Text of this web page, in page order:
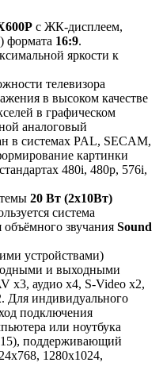
с ЖК-дисплеем,
формата 16:9.
яркости к
телевизора
в высоком качестве
в графическом
аналоговый
в системах PAL, SECAM,
картинки
480i, 480p, 576i,
20 Вт (2x10Вт)
система
звучания Sound
устройствами)
и выходными
x3, аудио x4, S-Video x2,
индивидуального
подключения
или ноутбука
15), поддерживающий
1280x1024,